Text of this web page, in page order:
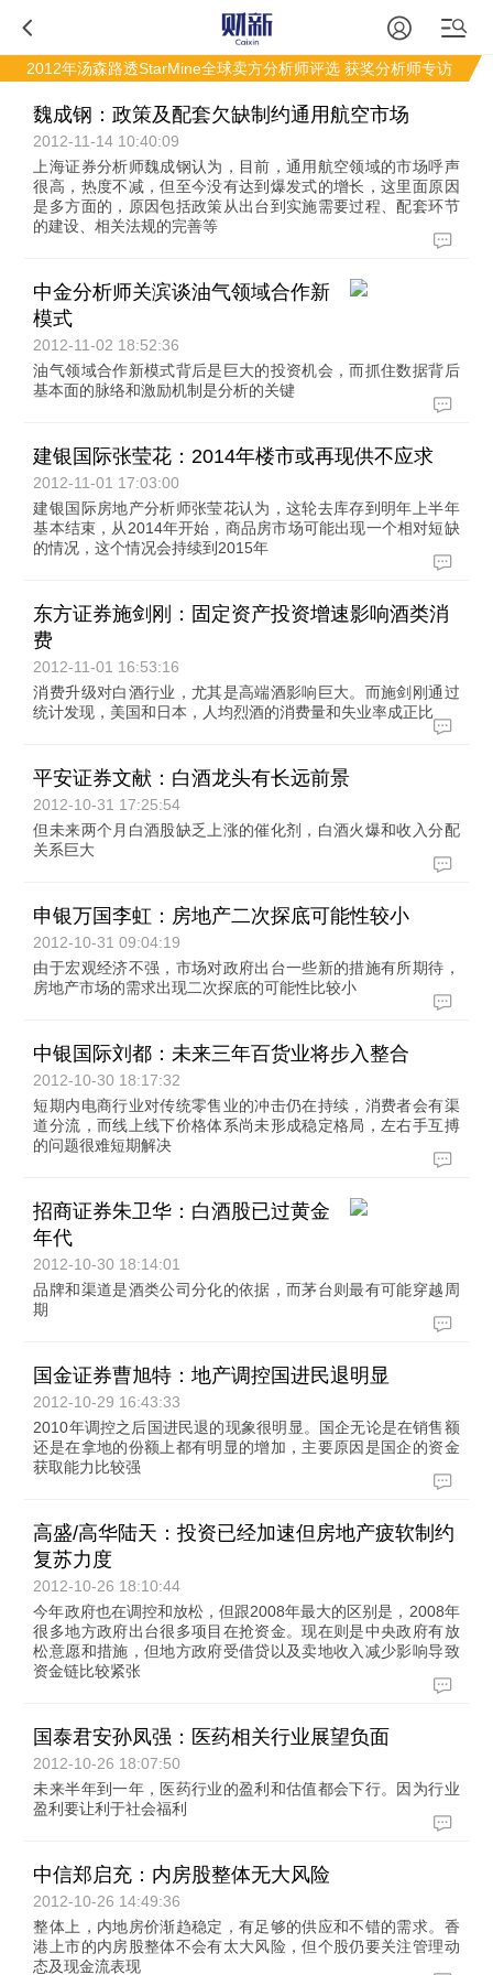
2012年汤森路透StarMine全球卖方分析师评选 获奖分析师专访
魏成钢：政策及配套欠缺制约通用航空市场
2012-11-14 10:40:09
上海证券分析师魏成钢认为，目前，通用航空领域的市场呼声
很高，热度不减，但至今没有达到爆发式的增长，这里面原因
是多方面的，原因包括政策从出台到实施需要过程、配套环节
的建设、相关法规的完善等
中金分析师关滨谈油气领域合作新
模式
2012-11-02 18:52:36
油气领域合作新模式背后是巨大的投资机会，而抓住数据背后
基本面的脉络和激励机制是分析的关键
建银国际张莹花：2014年楼市或再现供不应求
2012-11-01 17:03:00
建银国际房地产分析师张莹花认为，这轮去库存到明年上半年
基本结束，从2014年开始，商品房市场可能出现一个相对短缺
的情况，这个情况会持续到2015年
东方证券施剑刚：固定资产投资增速影响酒类消
费
2012-11-01 16:53:16
消费升级对白酒行业，尤其是高端酒影响巨大。而施剑刚通过
统计发现，美国和日本，人均烈酒的消费量和失业率成正比
平安证券文献：白酒龙头有长远前景
2012-10-31 17:25:54
但未来两个月白酒股缺乏上涨的催化剂，白酒火爆和收入分配
关系巨大
申银万国李虹：房地产二次探底可能性较小
2012-10-31 09:04:19
由于宏观经济不强，市场对政府出台一些新的措施有所期待，
房地产市场的需求出现二次探底的可能性比较小
中银国际刘都：未来三年百货业将步入整合
2012-10-30 18:17:32
短期内电商行业对传统零售业的冲击仍在持续，消费者会有渠
道分流，而线上线下价格体系尚未形成稳定格局，左右手互搏
的问题很难短期解决
招商证券朱卫华：白酒股已过黄金
年代
2012-10-30 18:14:01
品牌和渠道是酒类公司分化的依据，而茅台则最有可能穿越周
期
国金证券曹旭特：地产调控国进民退明显
2012-10-29 16:43:33
2010年调控之后国进民退的现象很明显。国企无论是在销售额
还是在拿地的份额上都有明显的增加，主要原因是国企的资金
获取能力比较强
高盛/高华陆天：投资已经加速但房地产疲软制约
复苏力度
2012-10-26 18:10:44
今年政府也在调控和放松，但跟2008年最大的区别是，2008年
很多地方政府出台很多项目在抢资金。现在则是中央政府有放
松意愿和措施，但地方政府受借贷以及卖地收入减少影响导致
资金链比较紧张
国泰君安孙凤强：医药相关行业展望负面
2012-10-26 18:07:50
未来半年到一年，医药行业的盈利和估值都会下行。因为行业
盈利要让利于社会福利
中信郑启充：内房股整体无大风险
2012-10-26 14:49:36
整体上，内地房价渐趋稳定，有足够的供应和不错的需求。香
港上市的内房股整体不会有太大风险，但个股仍要关注管理动
态及现金流表现